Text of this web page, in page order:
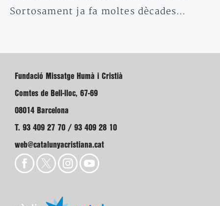
Sortosament ja fa moltes dècades…
Fundació Missatge Humà i Cristià
Comtes de Bell-lloc, 67-69
08014 Barcelona
T. 93 409 27 70 / 93 409 28 10
web@catalunyacristiana.cat